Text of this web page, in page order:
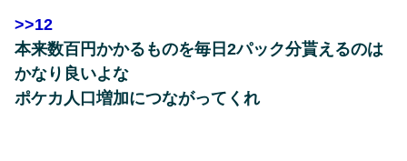
>>12
本来数百円かかるものを毎日2パック分貰えるのは
かなり良いよな
ポケカ人口増加につながってくれ